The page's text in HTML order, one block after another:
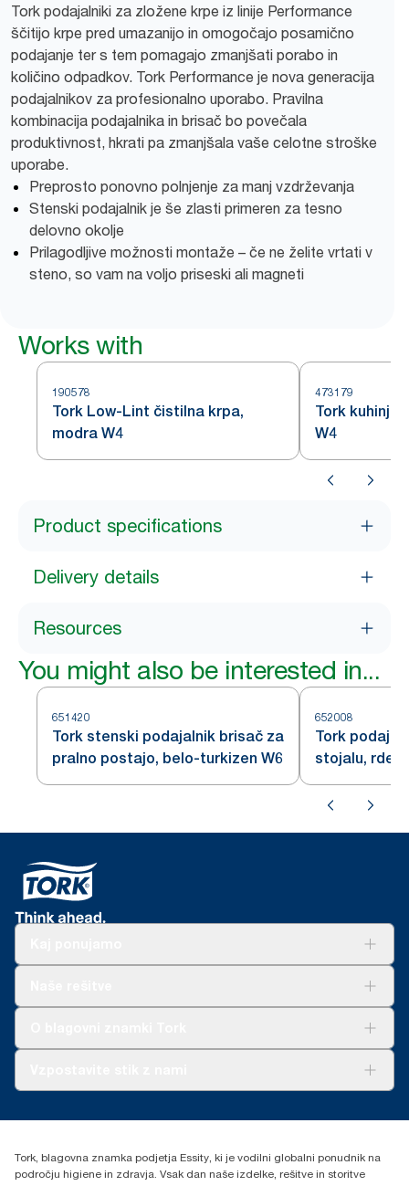
Tork podajalniki za zložene krpe iz linije Performance
ščitijo krpe pred umazanijo in omogočajo posamično
podajanje ter s tem pomagajo zmanjšati porabo in
količino odpadkov. Tork Performance je nova generacija
podajalnikov za profesionalno uporabo. Pravilna
kombinacija podajalnika in brisač bo povečala
produktivnost, hkrati pa zmanjšala vaše celotne stroške
uporabe.
Preprosto ponovno polnjenje za manj vzdrževanja
Stenski podajalnik je še zlasti primeren za tesno
delovno okolje
Prilagodljive možnosti montaže – če ne želite vrtati v
steno, so vam na voljo priseski ali magneti
Works with
190578
Tork Low-Lint čistilna krpa,
modra W4
473179
Tork
W4
Product specifications
Delivery details
Resources
You might also be interested in...
651420
Tork stenski podajalnik brisač za
pralno postajo, belo-turkizen W6
652008
Tork
stojalu,
Essity Hungary Kft. Professional Hygiene
Budakeszi út 51.
Tork, blagovna znamka podjetja Essity, ki je vodilni globalni ponudnik na
področju higiene in zdravja. Vsak dan naše izdelke, rešitve in storitve